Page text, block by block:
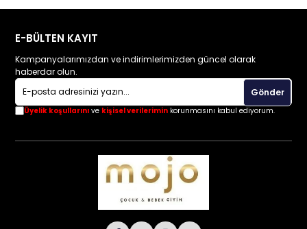
E-BÜLTEN KAYIT
Kampanyalarımızdan ve indirimlerimizden güncel olarak
haberdar olun.
Gönder
Üyelik koşullarını ve kişisel verilerimin korunmasını kabul ediyorum.